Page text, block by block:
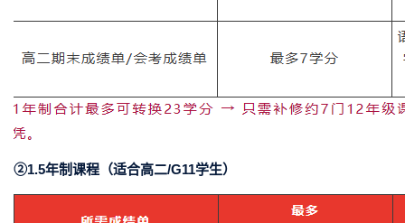
②1.5年制课程（适合高二/G11学生）